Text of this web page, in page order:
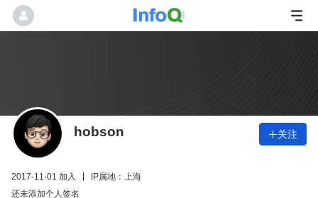
hobson 关注
2017-11-01 加入
IP属地：上海
还未添加个人签名